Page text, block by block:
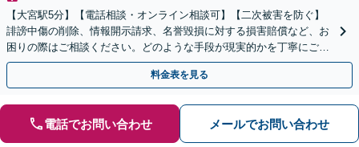
【大宮駅5分】【電話相談・オンライン相談可】【二次被害を防ぐ】
誹謗中傷の削除、情報開示請求、名誉毀損に対する損害賠償など、お
困りの際はご相談ください。どのような手段が現実的かを丁寧にご説
明し、依頼者さまにとって納得のいく解決を目指します。
料金表を見る
電話でお問い合わせ メールでお問い合わせ